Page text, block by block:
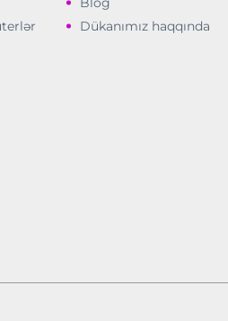
Dükanımız haqqında